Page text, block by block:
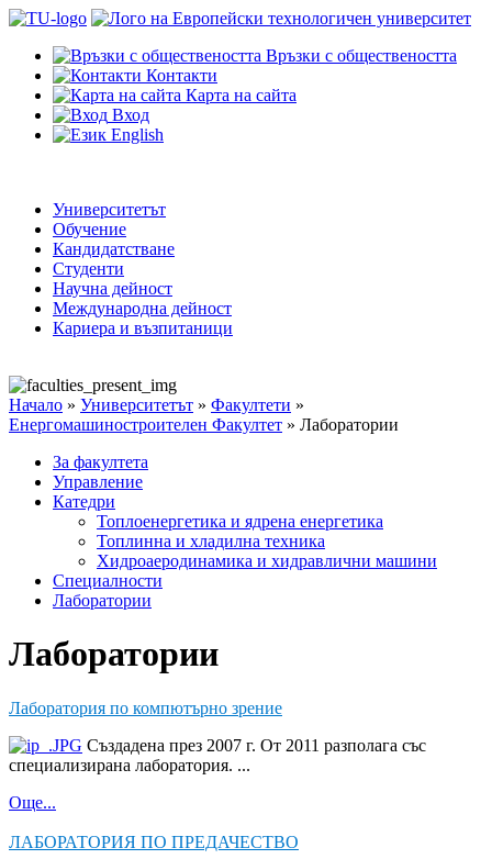
Връзки с обществеността
Контакти
Карта на сайта
Вход
English
Университетът
Обучение
Кандидатстване
Студенти
Научна дейност
Международна дейност
Кариера и възпитаници
Начало » Университетът » Факултети »
Енергомашиностроителен Факултет » Лаборатории
За факултета
Управление
Катедри
Топлоенергетика и ядрена енергетика
Топлинна и хладилна техника
Хидроаеродинамика и хидравлични машини
Специалности
Лаборатории
Лаборатории
Лаборатория по компютърно зрение
Създадена през 2007 г. От 2011 разполага със
специализирана лаборатория. ...
Още...
ЛАБОРАТОРИЯ ПО ПРЕДАЧЕСТВО